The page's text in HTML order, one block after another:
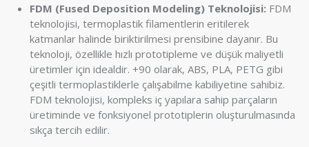
FDM (Fused Deposition Modeling) Teknolojisi: FDM
teknolojisi, termoplastik filamentlerin eritilerek
katmanlar halinde biriktirilmesi prensibine dayanır. Bu
teknoloji, özellikle hızlı prototipleme ve düşük maliyetli
üretimler için idealdir. +90 olarak, ABS, PLA, PETG gibi
çeşitli termoplastiklerle çalışabilme kabiliyetine sahibiz.
FDM teknolojisi, kompleks iç yapılara sahip parçaların
üretiminde ve fonksiyonel prototiplerin oluşturulmasında
sıkça tercih edilir.